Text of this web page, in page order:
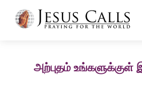
அற்புதம் உங்களுக்குள்